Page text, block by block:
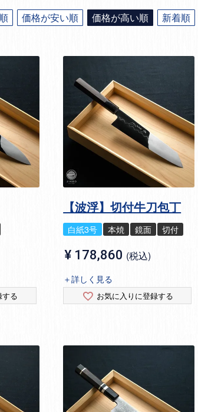
価格が安い順 価格が高い順 新着順
る
【波浮】切付牛刀包丁
白紙3号 本焼 鏡面 切付
¥ 178,860 税込
＋詳しく見る
お気に入りに登録する